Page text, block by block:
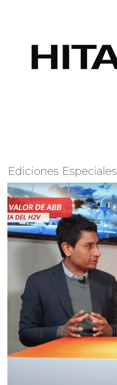
Ediciones Especiales